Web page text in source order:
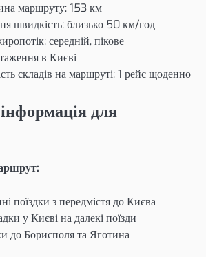
маршруту: 153 км
швидкість: близько 50 км/год
середній, пікове
в Києві
складів на маршруті: 1 рейс щоденно
для
поїздки з передмістя до Києва
у Києві на далекі поїзди
до Борисполя та Яготина